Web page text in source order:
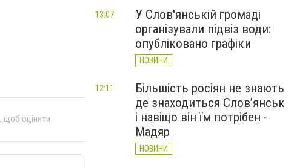
, щоб оцінити
У Слов'янській громаді
організували підвіз води:
опубліковано графіки
НОВИНИ
13:07
Більшість росіян не знають
де знаходиться Слов’янськ
і навіщо він їм потрібен -
Мадяр
НОВИНИ
12:11